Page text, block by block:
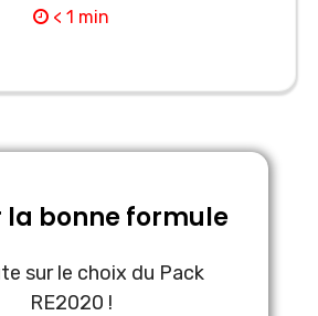
< 1 min
la bonne formule
sur le choix du Pack
RE2020 !